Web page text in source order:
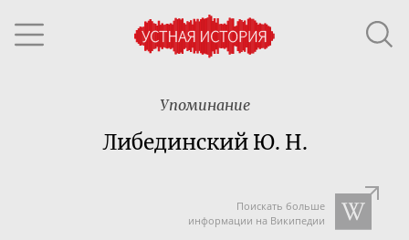
Упоминание
Либединский Ю. Н.
Поискать больше
информации на Википедии